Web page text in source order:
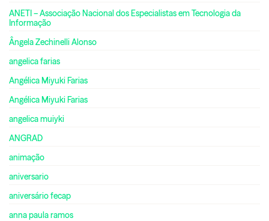
ANETI – Associação Nacional dos Especialistas em Tecnologia da
Informação
Ângela Zechinelli Alonso
angelica farias
Angélica Miyuki Farias
Angélica Miyuki Farias
angelica muiyki
ANGRAD
animação
aniversario
aniversário fecap
anna paula ramos